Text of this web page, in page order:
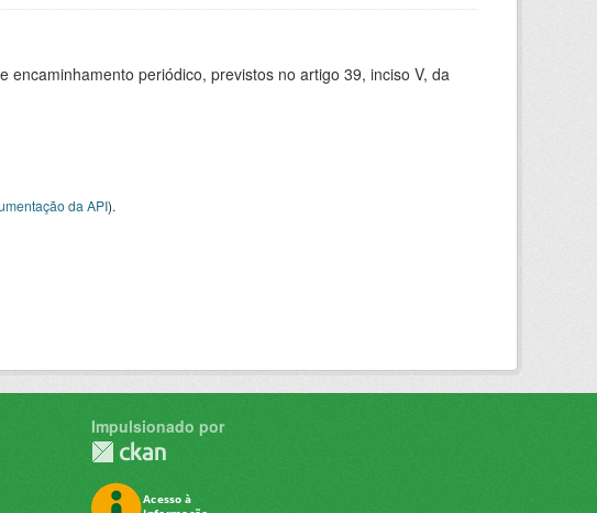
periódico, previstos no artigo 39, inciso V, da
da API).
Impulsionado por